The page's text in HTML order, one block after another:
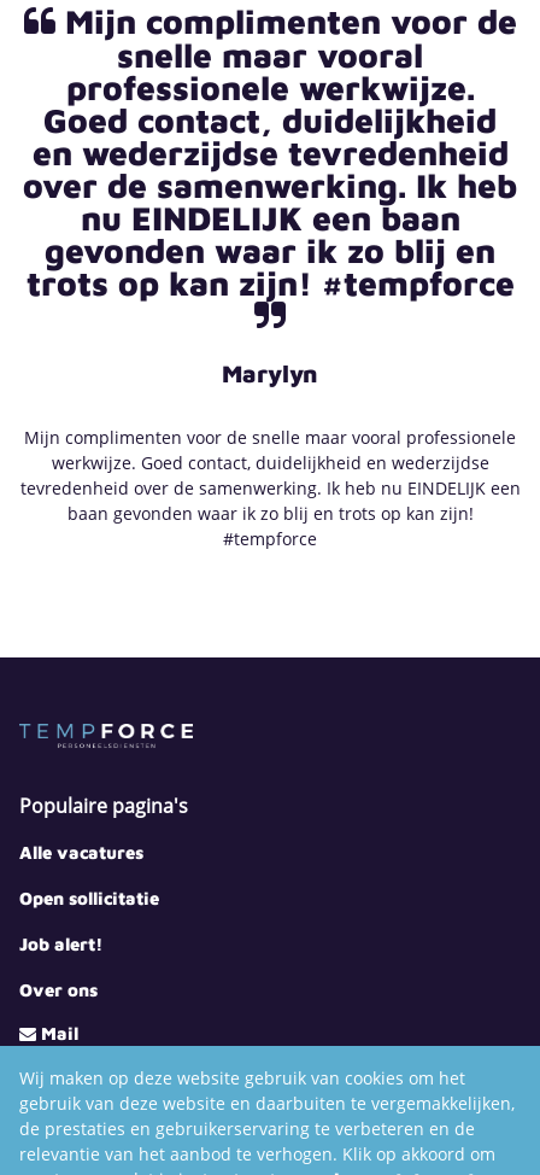
Mijn complimenten voor de
snelle maar vooral
professionele werkwijze.
Goed contact, duidelijkheid
en wederzijdse tevredenheid
over de samenwerking. Ik heb
nu EINDELIJK een baan
gevonden waar ik zo blij en
trots op kan zijn! #tempforce
Marylyn
Mijn complimenten voor de snelle maar vooral professionele
werkwijze. Goed contact, duidelijkheid en wederzijdse
tevredenheid over de samenwerking. Ik heb nu EINDELIJK een
baan gevonden waar ik zo blij en trots op kan zijn!
#tempforce
Populaire pagina's
Alle vacatures
Open sollicitatie
Job alert!
Over ons
Mail
Facebook
LinkedIn
Youtube
Wij maken op deze website gebruik van cookies om het
gebruik van deze website en daarbuiten te vergemakkelijken,
de prestaties en gebruikerservaring te verbeteren en de
relevantie van het aanbod te verhogen. Klik op akkoord om